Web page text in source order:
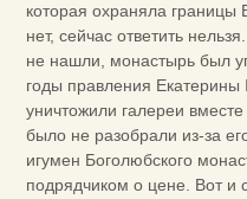
которая охраняла границы
нет, сейчас ответить
не нашли, монастырь был
годы правления Екатерины
уничтожили галереи
было не разобрали из-за
игумен Боголюбского
подрядчиком о цене. Вот и